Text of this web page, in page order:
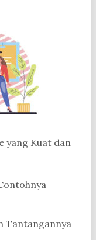
yang Kuat dan
Tantangannya